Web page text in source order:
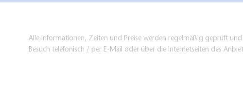
Alle Informationen, Zeiten und Preise werden regelmäßig geprüft
Besuch telefonisch / per E-Mail oder über die Internetseiten des